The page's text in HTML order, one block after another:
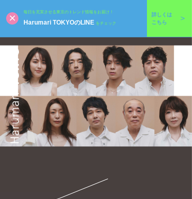
毎日を充実させる東京のトレンド情報をお届け！
Harumari TOKYOのLINE をチェック
詳しくは
こちら